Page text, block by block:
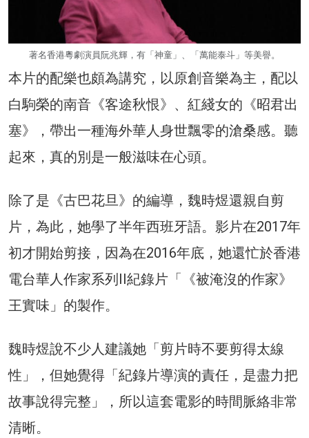
著名香港粵劇演員阮兆輝，有「神童」、「萬能泰斗」等美譽。
本片的配樂也頗為講究，以原創音樂為主，配以
白駒榮的南音《客途秋恨》、紅綫女的《昭君出
塞》，帶出一種海外華人身世飄零的滄桑感。聽
起來，真的別是一般滋味在心頭。
除了是《古巴花旦》的編導，魏時煜還親自剪
片，為此，她學了半年西班牙語。影片在2017年
初才開始剪接，因為在2016年底，她還忙於香港
電台華人作家系列II紀錄片「《被淹沒的作家》
王實味」的製作。
魏時煜說不少人建議她「剪片時不要剪得太線
性」，但她覺得「紀錄片導演的責任，是盡力把
故事說得完整」，所以這套電影的時間脈絡非常
清晰。